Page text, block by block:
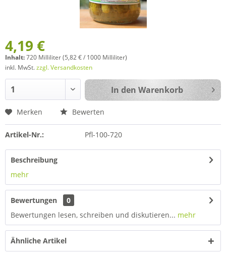
4,19 €
Inhalt:720 Milliliter (5,82 € / 1000 Milliliter)
inkl. MwSt.zzgl. Versandkosten
In den Warenkorb
Merken Bewerten
Artikel-Nr.: Pfl-100-720
Beschreibung
mehr
Bewertungen
0
Bewertungen lesen, schreiben und diskutieren... mehr
Ähnliche Artikel